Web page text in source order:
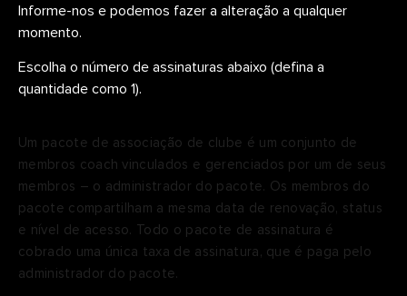
Informe-nos e podemos fazer a alteração a qualquer
momento.
Escolha o número de assinaturas abaixo (defina a
quantidade como 1).
Um pacote de associação de clube é um conjunto de
membros coach vinculados e gerenciados por um de seus
membros – o administrador do pacote. Os membros do
pacote compartilham a mesma data de renovação, status
e nível de acesso. Todo o pacote de assinatura é
cobrado uma única taxa de assinatura, que é paga pelo
administrador do pacote.